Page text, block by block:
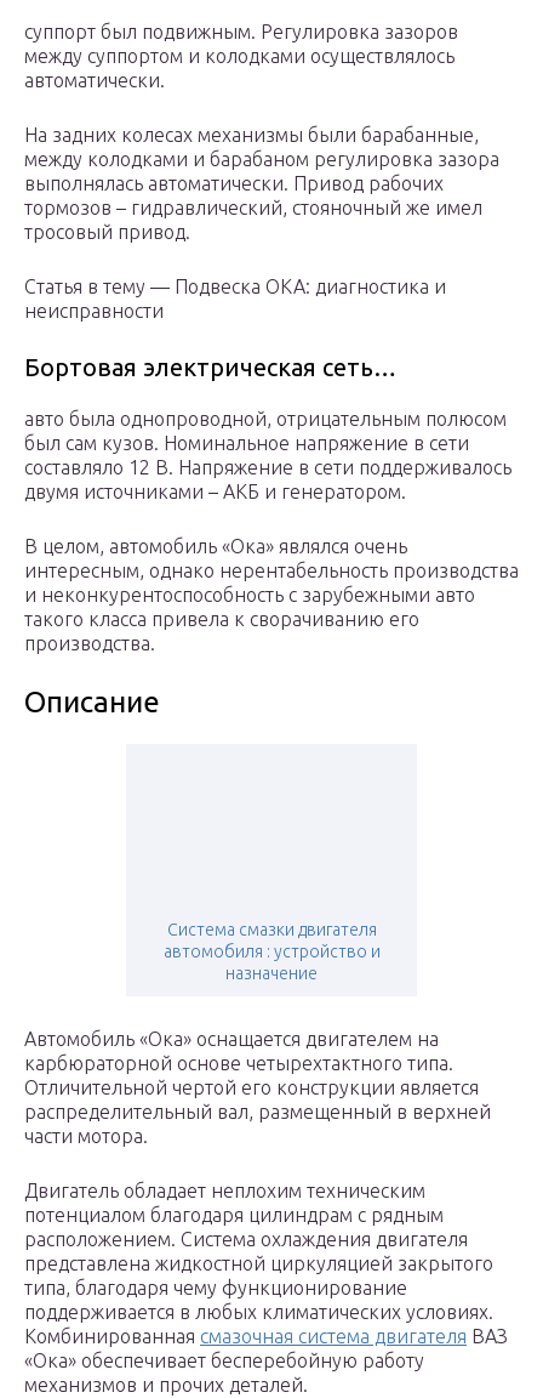
суппорт был подвижным. Регулировка зазоров
между суппортом и колодками осуществлялось
автоматически.
На задних колесах механизмы были барабанные,
между колодками и барабаном регулировка зазора
выполнялась автоматически. Привод рабочих
тормозов – гидравлический, стояночный же имел
тросовый привод.
Статья в тему — Подвеска ОКА: диагностика и
неисправности
Бортовая электрическая сеть…
авто была однопроводной, отрицательным полюсом
был сам кузов. Номинальное напряжение в сети
составляло 12 В. Напряжение в сети поддерживалось
двумя источниками – АКБ и генератором.
В целом, автомобиль «Ока» являлся очень
интересным, однако нерентабельность производства
и неконкурентоспособность с зарубежными авто
такого класса привела к сворачиванию его
производства.
Описание
Система смазки двигателя
автомобиля : устройство и
назначение
Автомобиль «Ока» оснащается двигателем на
карбюраторной основе четырехтактного типа.
Отличительной чертой его конструкции является
распределительный вал, размещенный в верхней
части мотора.
Двигатель обладает неплохим техническим
потенциалом благодаря цилиндрам с рядным
расположением. Система охлаждения двигателя
представлена жидкостной циркуляцией закрытого
типа, благодаря чему функционирование
поддерживается в любых климатических условиях.
Комбинированная смазочная система двигателя ВАЗ
«Ока» обеспечивает бесперебойную работу
механизмов и прочих деталей.